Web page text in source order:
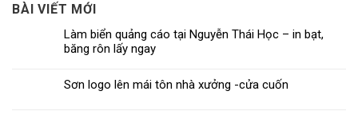
BÀI VIẾT MỚI
Làm biển quảng cáo tại Nguyễn Thái Học – in bạt,
băng rôn lấy ngay
Sơn logo lên mái tôn nhà xưởng -cửa cuốn